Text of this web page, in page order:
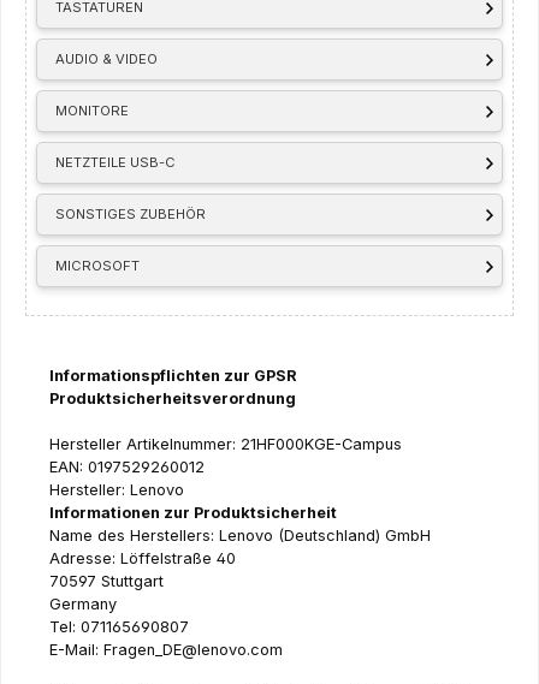
TASTATUREN
AUDIO & VIDEO
MONITORE
NETZTEILE USB-C
SONSTIGES ZUBEHÖR
MICROSOFT
Informationspflichten zur GPSR
Produktsicherheitsverordnung
Hersteller Artikelnummer: 21HF000KGE-Campus
EAN: 0197529260012
Hersteller: Lenovo
Informationen zur Produktsicherheit
Name des Herstellers: Lenovo (Deutschland) GmbH
Adresse: Löffelstraße 40
70597 Stuttgart
Germany
Tel: 071165690807
E-Mail: Fragen_DE@lenovo.com